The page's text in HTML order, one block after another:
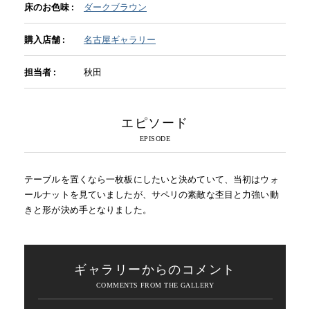
お問い合わせ
床のお色味 : ダークブラウン
購入店舗 : 名古屋ギャラリー
担当者 : 秋田
エピソード
テーブルを置くなら一枚板にしたいと決めていて、当初はウォ
ールナットを見ていましたが、サペリの素敵な杢目と力強い動
きと形が決め手となりました。
ギャラリーからのコメント